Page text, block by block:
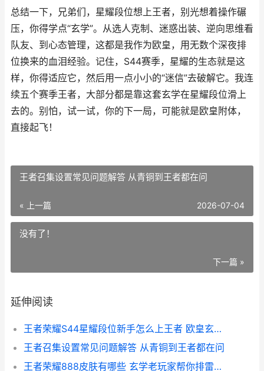
总结一下，兄弟们，星耀段位想上王者，别光想着操作碾
压，你得学点“玄学”。从选人克制、迷惑出装、逆向思维看
队友、到心态管理，这都是我作为欧皇，用无数个深夜排
位换来的血泪经验。记住，S44赛季，星耀的生态就是这
样，你得适应它，然后用一点小小的“迷信”去破解它。我连
续五个赛季王者，大部分都是靠这套玄学在星耀段位滑上
去的。别怕，试一试，你的下一局，可能就是欧皇附体，
直接起飞！
王者召集设置常见问题解答 从青铜到王者都在问
« 上一篇 2026-07-04
没有了！
下一篇 »
延伸阅读
王者荣耀S44星耀段位新手怎么上王者 欧皇玄学教你三招破局
王者召集设置常见问题解答 从青铜到王者都在问
王者荣耀888皮肤有哪些 玄学老玩家帮你排雷选对